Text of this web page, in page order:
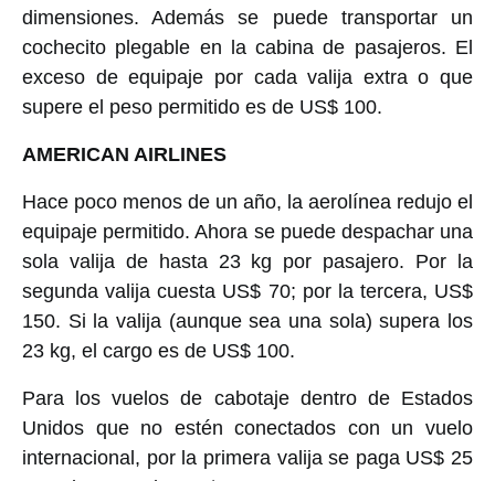
dimensiones. Además se puede transportar un
cochecito plegable en la cabina de pasajeros. El
exceso de equipaje por cada valija extra o que
supere el peso permitido es de US$ 100.
AMERICAN AIRLINES
Hace poco menos de un año, la aerolínea redujo el
equipaje permitido. Ahora se puede despachar una
sola valija de hasta 23 kg por pasajero. Por la
segunda valija cuesta US$ 70; por la tercera, US$
150. Si la valija (aunque sea una sola) supera los
23 kg, el cargo es de US$ 100.
Para los vuelos de cabotaje dentro de Estados
Unidos que no estén conectados con un vuelo
internacional, por la primera valija se paga US$ 25